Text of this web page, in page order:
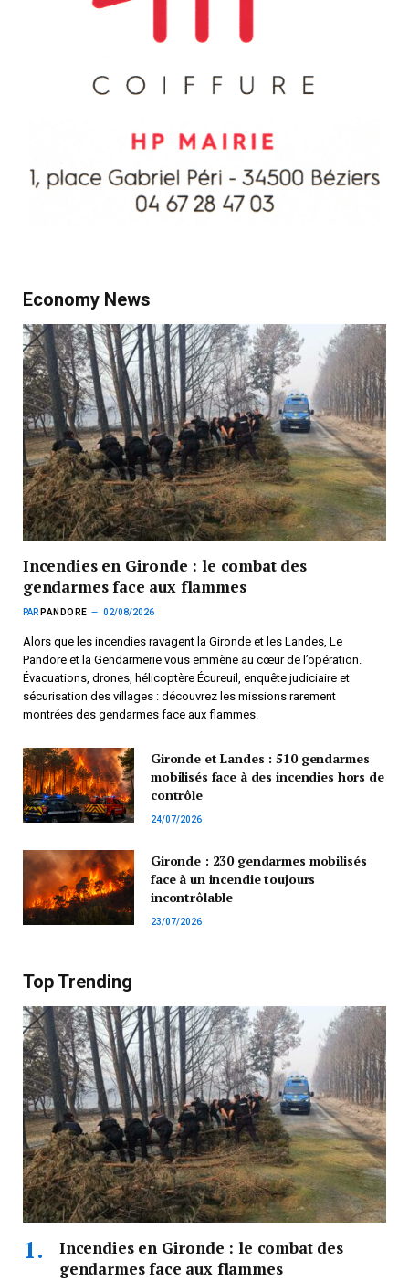
Economy News
Incendies en Gironde : le combat des
gendarmes face aux flammes
PAR PANDORE 02/08/2026
Alors que les incendies ravagent la Gironde et les Landes, Le
Pandore et la Gendarmerie vous emmène au cœur de l’opération.
Évacuations, drones, hélicoptère Écureuil, enquête judiciaire et
sécurisation des villages : découvrez les missions rarement
montrées des gendarmes face aux flammes.
Gironde et Landes : 510 gendarmes
mobilisés face à des incendies hors de
contrôle
24/07/2026
Gironde : 230 gendarmes mobilisés
face à un incendie toujours
incontrôlable
23/07/2026
Top Trending
Incendies en Gironde : le combat des
gendarmes face aux flammes